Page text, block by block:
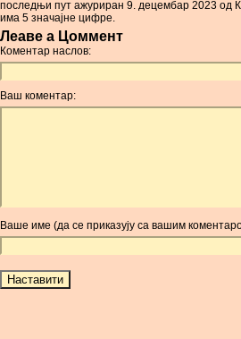
последњи пут ажуриран 9. децембар 2023 од
има 5 значајне цифре.
Леаве а Цоммент
Коментар наслов:
Ваш коментар:
Ваше име (да се приказују са вашим